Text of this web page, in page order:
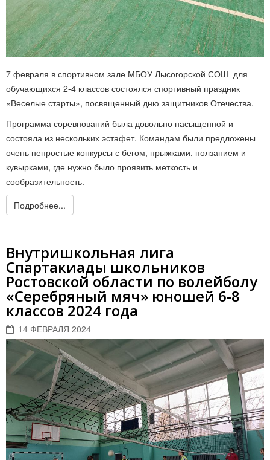
7 февраля в спортивном зале МБОУ Лысогорской СОШ для
обучающихся 2-4 классов состоялся спортивный праздник
«Веселые старты», посвященный дню защитников Отечества.
Программа соревнований была довольно насыщенной и
состояла из нескольких эстафет. Командам были предложены
очень непростые конкурсы с бегом, прыжками, ползанием и
кувырками, где нужно было проявить меткость и
сообразительность.
Подробнее...
Внутришкольная лига
Спартакиады школьников
Ростовской области по волейболу
«Серебряный мяч» юношей 6-8
классов 2024 года
14 ФЕВРАЛЯ 2024